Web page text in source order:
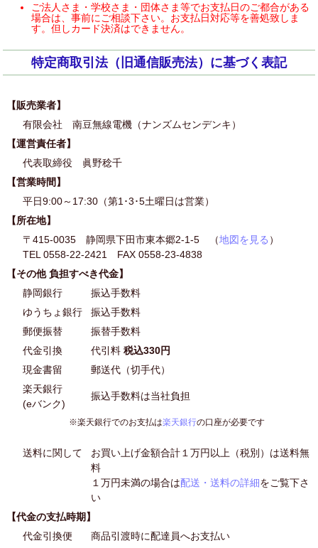
ご法人さま・学校さま・団体さま等でお支払日のご都合がある
場合は、事前にご相談下さい。お支払日対応等を善処致しま
す。但しカード決済はできません。
特定商取引法（旧通信販売法）に基づく表記
【販売業者】
有限会社 南豆無線電機（ナンズムセンデンキ）
【運営責任者】
代表取締役 眞野稔千
【営業時間】
平日9:00～17:30（第1･3･5土曜日は営業）
【所在地】
〒415-0035 静岡県下田市東本郷2-1-5 （地図を見る ）
TEL 0558-22-2421 FAX 0558-23-4838
【その他 負担すべき代金】
静岡銀行
振込手数料
ゆうちょ銀行
振込手数料
郵便振替
振替手数料
代金引換
代引料 税込330円
現金書留
郵送代（切手代）
楽天銀行
(eバンク)
振込手数料は当社負担
※楽天銀行でのお支払は楽天銀行の口座が必要です
送料に関して
お買い上げ金額合計１万円以上（税別）は送料無
料
１万円未満の場合は配送・送料の詳細をご覧下さ
い
【代金の支払時期】
代金引換便
商品引渡時に配達員へお支払い